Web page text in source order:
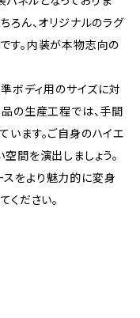
ろん、オリジナルのラグ
す。内装が本物志向の
ボディ用のサイズに対
品の生産工程では、手間
います。ご自身のハイエ
間を演出しましょう。
をより魅力的に変身
ください。